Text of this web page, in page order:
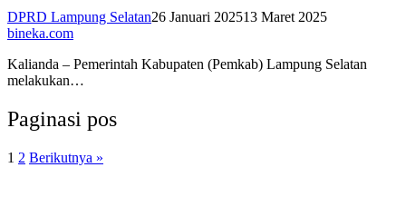
DPRD Lampung Selatan26 Januari 202513 Maret 2025
bineka.com
Kalianda – Pemerintah Kabupaten (Pemkab) Lampung Selatan
melakukan…
Paginasi pos
1 2 Berikutnya »